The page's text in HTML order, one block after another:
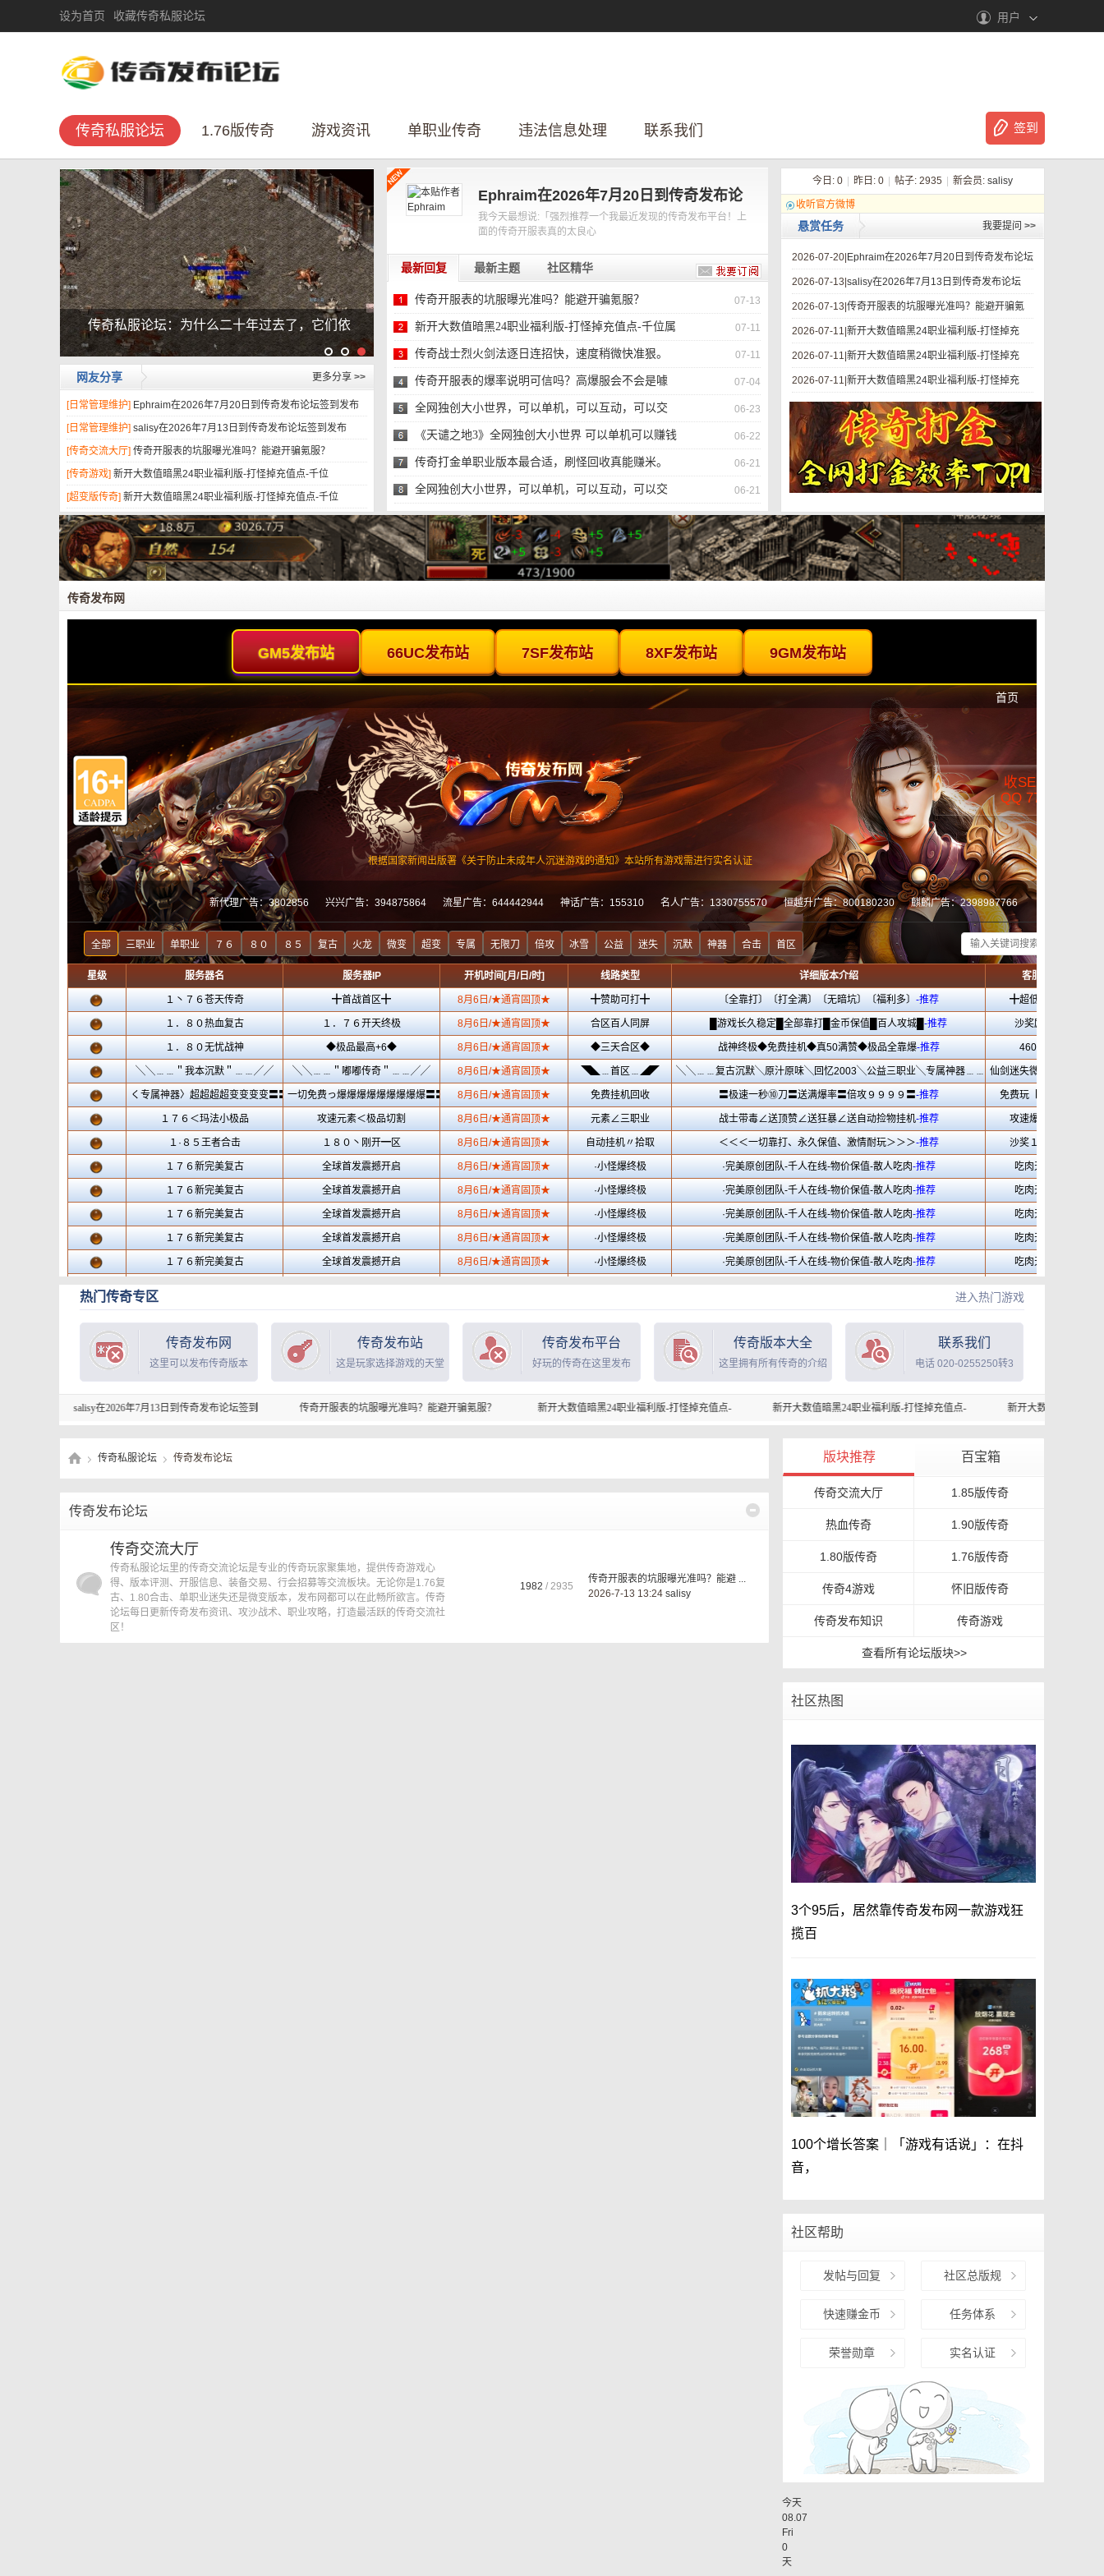
设为首页 收藏传奇私服论坛 用户
传奇私服论坛 1.76版传奇 游戏资讯 单职业传奇 违法信息处理 联系我们 签到
传奇私服论坛：为什么二十年过去了，它们依
网友分享 更多分享 >>
[日常管理维护] Ephraim在2026年7月20日到传奇发布论坛签到发布
[日常管理维护] salisy在2026年7月13日到传奇发布论坛签到发布
[传奇交流大厅] 传奇开服表的坑服曝光准吗？能避开骗氪服？
[传奇游戏] 新开大数值暗黑24职业福利版-打怪掉充值点-千位
[超变版传奇] 新开大数值暗黑24职业福利版-打怪掉充值点-千位
Ephraim在2026年7月20日到传奇发布论
我今天最想说:「强烈推荐一个我最近发现的传奇发布平台！上
面的传奇开服表真的太良心
最新回复 最新主题 社区精华
传奇开服表的坑服曝光准吗？能避开骗氪服？ 07-13
新开大数值暗黑24职业福利版-打怪掉充值点-千位属
性-
07-11
传奇战士烈火剑法逐日连招快，速度稍微快准狠。 07-11
传奇开服表的爆率说明可信吗？高爆服会不会是噱
头？
07-04
全网独创大小世界，可以单机，可以互动，可以交
易，可
06-23
《天谴之地3》全网独创大小世界 可以单机可以赚钱
的传
06-22
传奇打金单职业版本最合适，刷怪回收真能赚米。 06-21
全网独创大小世界，可以单机，可以互动，可以交
易，可
06-21
今日: 0 昨日: 0 帖子: 2935 新会员: salisy
收听官方微博
悬赏任务 我要提问 >>
2026-07-20| Ephraim在2026年7月20日到传奇发布论坛
2026-07-13| salisy在2026年7月13日到传奇发布论坛
2026-07-13| 传奇开服表的坑服曝光准吗？能避开骗氪
2026-07-11| 新开大数值暗黑24职业福利版-打怪掉充
2026-07-11| 新开大数值暗黑24职业福利版-打怪掉充
2026-07-11| 新开大数值暗黑24职业福利版-打怪掉充
传奇发布网
热门传奇专区 进入热门游戏
传奇发布网
这里可以发布传奇版本
传奇发布站
这是玩家选择游戏的天堂
传奇发布平台
好玩的传奇在这里发布
传奇版本大全
这里拥有所有传奇的介绍
联系我们
电话 020-0255250转3
在2026年7月13日到传奇发布论坛签到 传奇开服表的坑服曝光准吗？能避开骗氪服？ 新开大数值暗黑24职业福利版-打怪掉充值点- 新开大数值暗黑24职业福利版-打怪掉充值点- 新开大数值暗黑24职业福利版-打怪掉
传奇私服论坛 传奇发布论坛
传奇发布论坛
传奇交流大厅
传奇私服论坛里的传奇交流论坛是专业的传奇玩家聚集地，提供传奇游戏心
得、版本评测、开服信息、装备交易、行会招募等交流板块。无论你是1.76复
古、1.80合击、单职业迷失还是微变版本，发布网都可以在此畅所欲言。传奇
论坛每日更新传奇发布资讯、攻沙战术、职业攻略，打造最活跃的传奇交流社
区！
1982 / 2935
传奇开服表的坑服曝光准吗？能避 ...
2026-7-13 13:24 salisy
版块推荐 百宝箱
传奇交流大厅 1.85版传奇
热血传奇 1.90版传奇
1.80版传奇 1.76版传奇
传奇4游戏 怀旧版传奇
传奇发布知识 传奇游戏
查看所有论坛版块>>
社区热图
3个95后，居然靠传奇发布网一款游戏狂
揽百
100个增长答案｜「游戏有话说」：在抖
音，
社区帮助
发帖与回复 社区总版规
快速赚金币 任务体系
荣誉勋章 实名认证
今天
08.07
Fri
0
天